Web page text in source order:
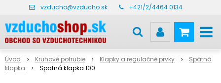
vzducho@vzducho.sk +421/2/4464 0134
Úvod Kruhové potrubie Klapky a regulačné prvky
Spätná
klapka
Spätná klapka 100